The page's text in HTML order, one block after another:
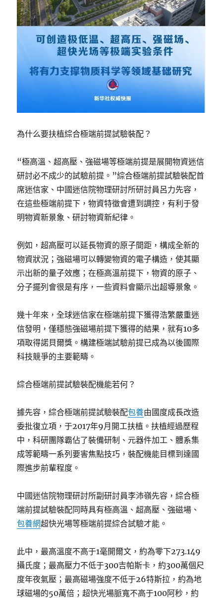
為什么要扶植綜合極端前提試驗裝配？
“極高溫、超高壓、強磁場等極端前提是展開物資迷信
研討必不成少的試驗前提。”綜合極端前提試驗裝配首
席迷信家、中國迷信院物理研討所研討員呂力先容，
在這些極端前提下，物資特徵會遭到調控，有利于發
明物資新景象、研討物資新紀律。
例如，超高壓可以延長物資的原子間距，構成全新的
物資狀況；強磁場可以轉變物資的電子構造，使其顯
示出新的量子效應；在極高溫前提下，物資的原子、
分子擺列會很是有序，一些資料會顯示出超導景象。
幾十年來，全球迷信家在極端前提下獲得浩繁嚴重迷
信發明，僅穩態強磁場前提下獲得的結果，就有10多
項取得諾貝爾獎。構建極端試驗前提已成為以後國際
科技競爭的主要範疇。
綜合極端前提試驗裝配機能若何？
據先容，綜合極端前提試驗裝配包養由國度成長改造
委批復立項，于2017年9月開工扶植。扶植經過歷程
中，科研團隊霸佔了裝備研制、元器件加工、體系集
成等範疇一系列要害焦點技巧，裝配機能目標到達國
際進步前輩程度。
中國迷信院物理研討所副研討員李沛嶺先容，綜合極
端前提試驗裝配同時具有極高溫、超高壓、強磁場、
包養網超快光場等極端前提綜合試驗才能。
此中，最高溫度不高于1毫開爾文，約為零下273.149
攝氏度；最高壓力不低于300吉帕斯卡，約300萬個尺
度年夜氣壓；最高磁場強度不低于26特斯拉，約為地
球磁場的50萬倍；超快光場脈寬不高于100阿秒，約